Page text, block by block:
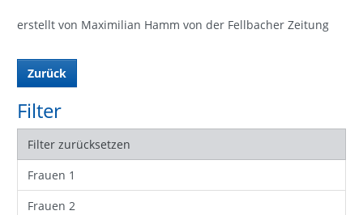
erstellt von Maximilian Hamm von der Fellbacher Zeitung
Zurück
Filter
Filter zurücksetzen
Frauen 1
Frauen 2